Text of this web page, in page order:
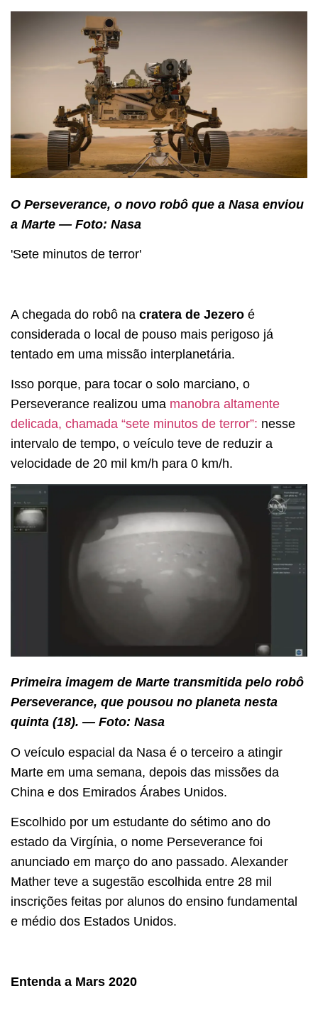
O Perseverance, o novo robô que a Nasa enviou
a Marte — Foto: Nasa
'Sete minutos de terror'
A chegada do robô na cratera de Jezero é
considerada o local de pouso mais perigoso já
tentado em uma missão interplanetária.
Isso porque, para tocar o solo marciano, o
Perseverance realizou uma manobra altamente
delicada, chamada “sete minutos de terror”: nesse
intervalo de tempo, o veículo teve de reduzir a
velocidade de 20 mil km/h para 0 km/h.
Primeira imagem de Marte transmitida pelo robô
Perseverance, que pousou no planeta nesta
quinta (18). — Foto: Nasa
O veículo espacial da Nasa é o terceiro a atingir
Marte em uma semana, depois das missões da
China e dos Emirados Árabes Unidos.
Escolhido por um estudante do sétimo ano do
estado da Virgínia, o nome Perseverance foi
anunciado em março do ano passado. Alexander
Mather teve a sugestão escolhida entre 28 mil
inscrições feitas por alunos do ensino fundamental
e médio dos Estados Unidos.
Entenda a Mars 2020